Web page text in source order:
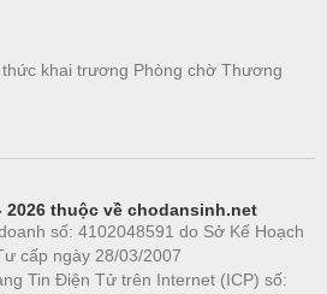
khai trương Phòng chờ Thương
2026 thuộc về chodansinh.net
số: 4102048591 do Sở Kế Hoạch
cấp ngày 28/03/2007
Tin Điện Tử trên Internet (ICP) số: